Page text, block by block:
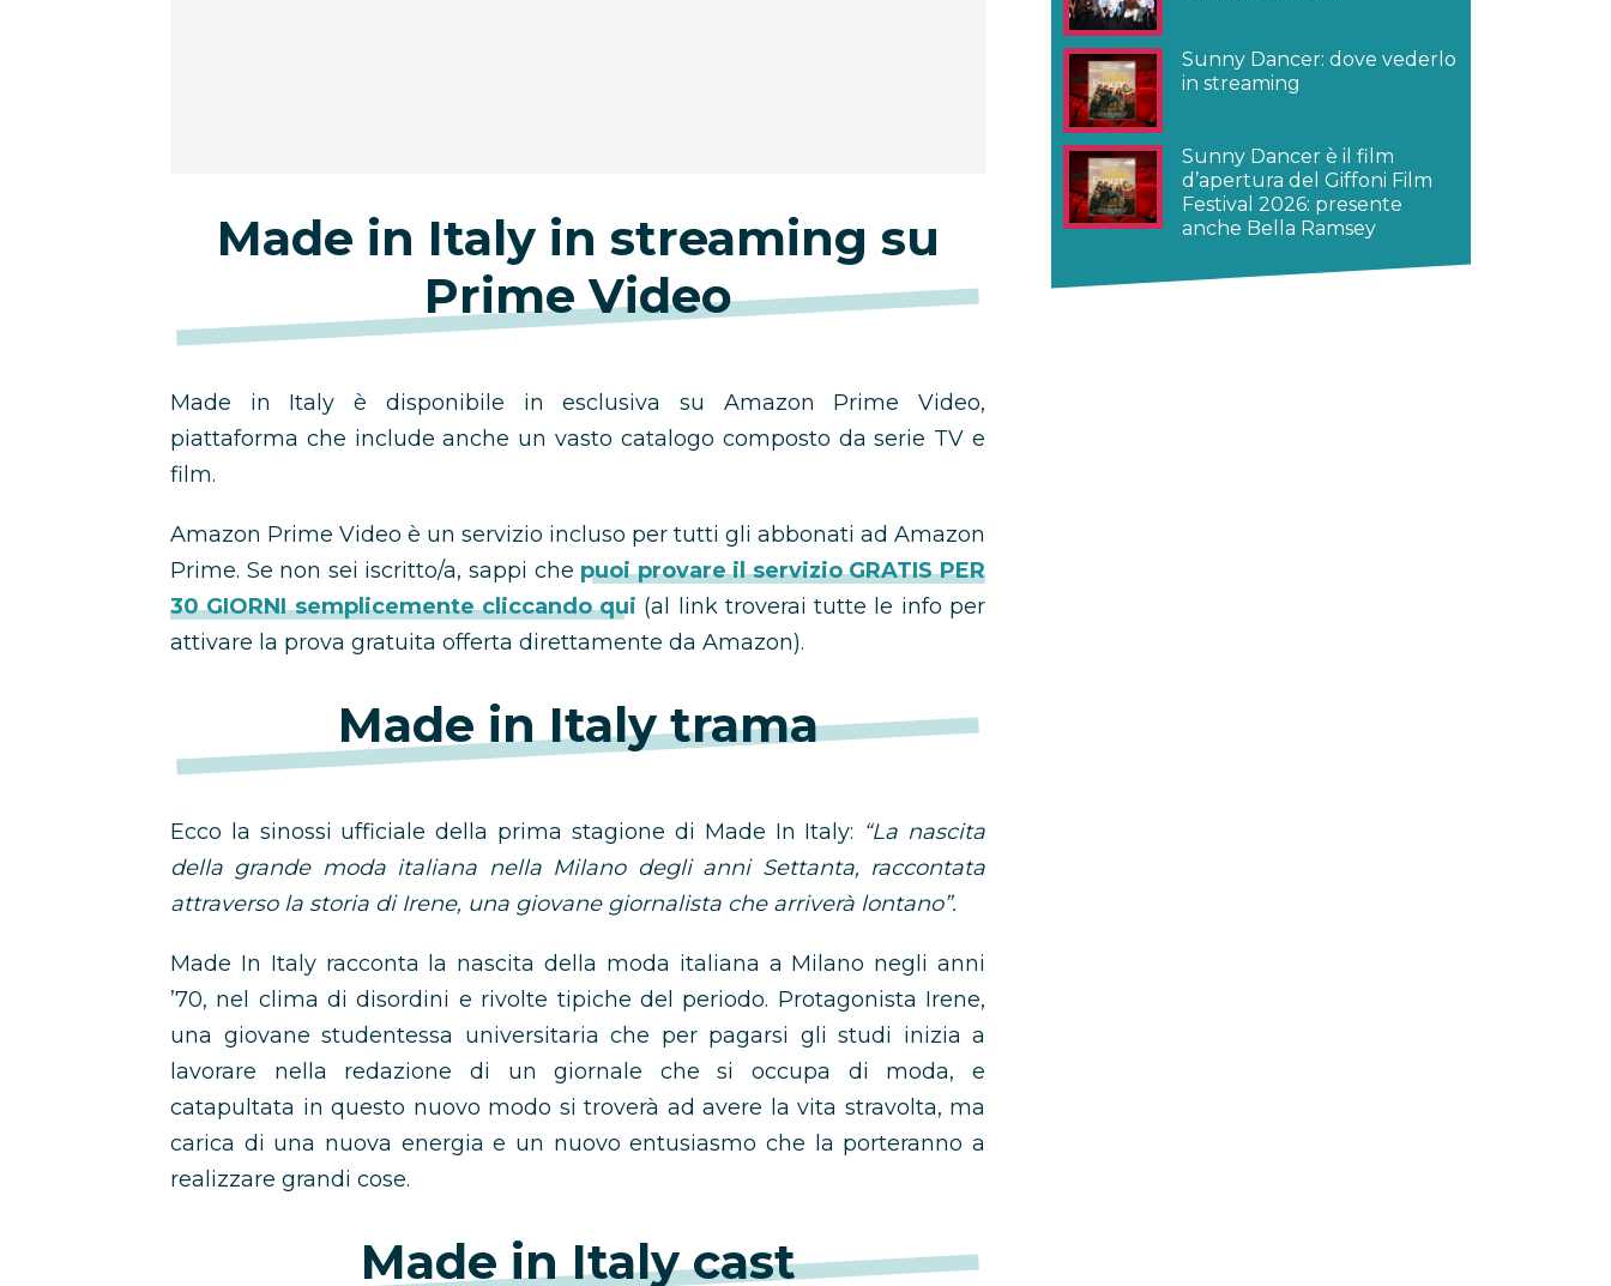
Made in Italy in streaming su
Prime Video
Made in Italy è disponibile in esclusiva su Amazon Prime Video,
piattaforma che include anche un vasto catalogo composto da serie TV e
film.
Amazon Prime Video è un servizio incluso per tutti gli abbonati ad Amazon
Prime. Se non sei iscritto/a, sappi che puoi provare il servizio GRATIS PER
30 GIORNI semplicemente cliccando qui (al link troverai tutte le info per
attivare la prova gratuita offerta direttamente da Amazon).
Made in Italy trama
Ecco la sinossi ufficiale della prima stagione di Made In Italy: “La nascita
della grande moda italiana nella Milano degli anni Settanta, raccontata
attraverso la storia di Irene, una giovane giornalista che arriverà lontano”.
Made In Italy racconta la nascita della moda italiana a Milano negli anni
’70, nel clima di disordini e rivolte tipiche del periodo. Protagonista Irene,
una giovane studentessa universitaria che per pagarsi gli studi inizia a
lavorare nella redazione di un giornale che si occupa di moda, e
catapultata in questo nuovo modo si troverà ad avere la vita stravolta, ma
carica di una nuova energia e un nuovo entusiasmo che la porteranno a
realizzare grandi cose.
Made in Italy cast
Sunny Dancer: dove vederlo
in streaming
Sunny Dancer è il film
d’apertura del Giffoni Film
Festival 2026: presente
anche Bella Ramsey